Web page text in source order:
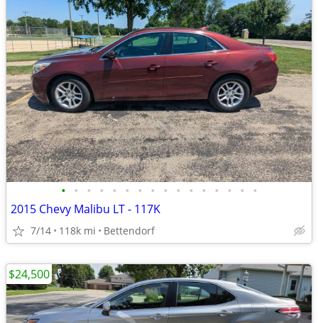
• • • • • • • • • • • • • • • •
2015 Chevy Malibu LT - 117K
7/14 118k mi Bettendorf
$24,500